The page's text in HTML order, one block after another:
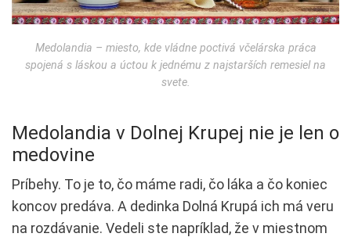
Medolandia – miesto, kde vládne poctivá včelárska práca
spojená s láskou a úctou k jednému z najstarších remesiel na
svete.
Medolandia v Dolnej Krupej nie je len o
medovine
Príbehy. To je to, čo máme radi, čo láka a čo koniec
koncov predáva. A dedinka Dolná Krupá ich má veru
na rozdávanie. Vedeli ste napríklad, že v miestnom